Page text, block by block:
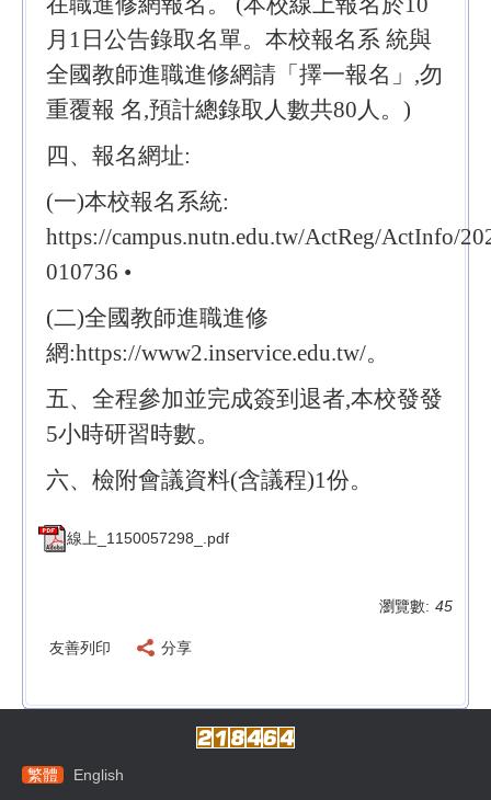
月1日公告錄取名單。本校報名系 統與
全國教師進職進修網請「擇一報名」,勿
重覆報 名,預計總錄取人數共80人。)
四、報名網址:
(一)本校報名系統:
https://campus.nutn.edu.tw/ActReg/ActInfo/
010736 •
(二)全國教師進職進修
網:https://www2.inservice.edu.tw/。
五、全程參加並完成簽到退者,本校發發
5小時研習時數。
六、檢附會議資料(含議程)1份。
線上_1150057298_.pdf
瀏覽數: 45
友善列印 分享
繁體 English